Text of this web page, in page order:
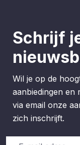
Schrijf
Wil je op de
aanbiedingen en
via email onze
zich inschrijft.